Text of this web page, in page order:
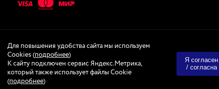
© 2026ZetZet.ru Интернет-магазин
Created & Powered by Quadro-Design
Для повышения удобства сайта мы используем
Cookies (подробнее)
К сайту подключен сервис Яндекс.Метрика,
который также использует файлы Cookie
(подробнее)
Я согласен
/ согласна